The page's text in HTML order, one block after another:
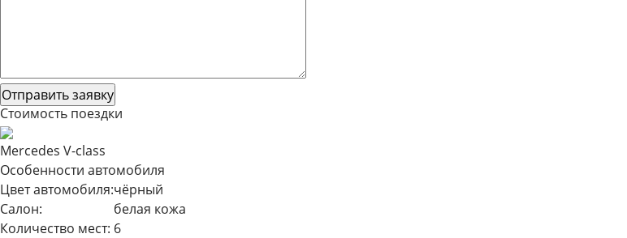
Стоимость поездки
Mercedes V-class
Особенности автомобиля
Цвет автомобиля:чёрный
Салон:
белая кожа
Количество мест: 6